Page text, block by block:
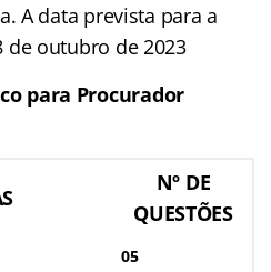
A data prevista para a
de outubro de 2023
para Procurador
Nº DE
QUESTÕES
05